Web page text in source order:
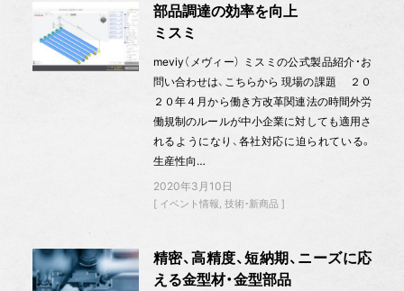
部品調達の効率を向上
ミスミ
meviy（メヴィー） ミスミの公式製品紹介・お
問い合わせは、こちらから 現場の課題 ２０
２０年４月から働き方改革関連法の時間外労
働規制のルールが中小企業に対しても適用さ
れるようになり、各社対応に迫られている。
生産性向…
2020年3月10日
イベント情報 技術・新商品
精密、高精度、短納期、ニーズに応
える金型材・金型部品